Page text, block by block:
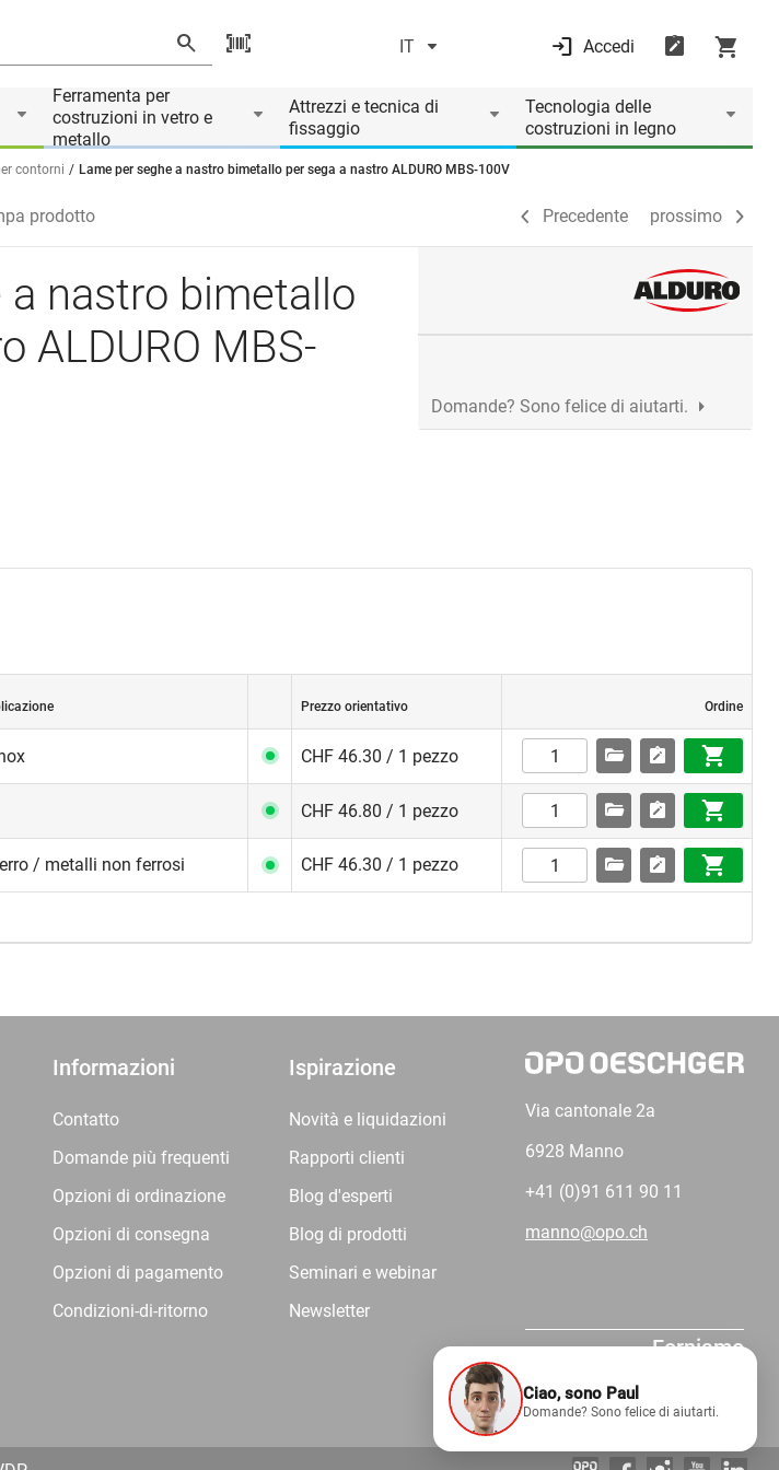
IT Accedi
Ferramenta per
costruzioni in vetro e
metallo
Attrezzi e tecnica di
fissaggio
Tecnologia delle
costruzioni in legno
contorni Lame per seghe a nastro bimetallo per sega a nastro ALDURO MBS-100V
Precedente prossimo
prodotto Precedente prossimo
a nastro bimetallo
ALDURO MBS-
Domande? Sono felice di aiutarti.
Prezzo orientativo Ordine
CHF 46.30 / 1 pezzo
CHF 46.80 / 1 pezzo
/ metalli non ferrosi CHF 46.30 / 1 pezzo
Informazioni
Contatto
Domande più frequenti
Opzioni di ordinazione
Opzioni di consegna
Opzioni di pagamento
Condizioni-di-ritorno
Ispirazione
Novità e liquidazioni
Rapporti clienti
Blog d'esperti
Blog di prodotti
Seminari e webinar
Newsletter
Via cantonale 2a
6928 Manno
+41 (0)91 611 90 11
manno@opo.ch
Forniamo
competenza.
Ciao, sono Paul
Domande? Sono felice di aiutarti.